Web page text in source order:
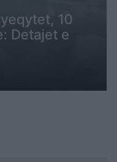
10
Detajet e